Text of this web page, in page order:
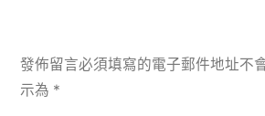
發佈留言必須填寫的電子郵件地址不
示為 *